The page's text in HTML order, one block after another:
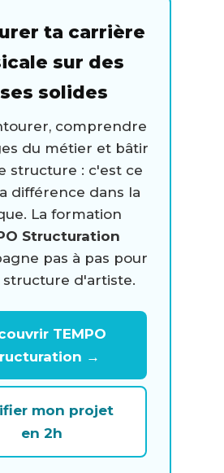
ta carrière
sur des
solides
comprendre
du métier et bâtir
structure : c'est ce
différence dans la
La formation
Structuration
pas à pas pour
structure d'artiste.
TEMPO
→
mon projet
en 2h